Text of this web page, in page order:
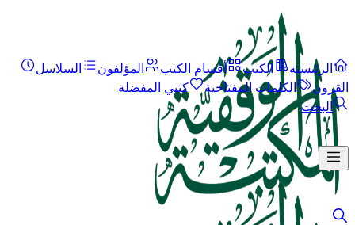
الرئيسية الكتب أقسام الكتب المؤلفون
السلاسل
القرون
الكلمات المفتاحية
كتبي المفضلة
البحث